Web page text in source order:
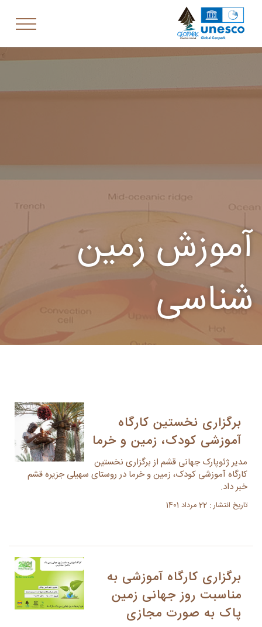
آموزش زمین
شناسی
برگزاری نخستین کارگاه
آموزشی کودک، زمین و خرما
مدیر ژئوپارک جهانی قشم از برگزاری نخستین
کارگاه آموزشی کودک، زمین و خرما در روستای سهیلی جزیره قشم
خبر داد.
تاریخ انتشار : 22 مرداد 1401
برگزاری کارگاه آموزشی به
مناسبت روز جهانی زمین
پاک به صورت مجازی